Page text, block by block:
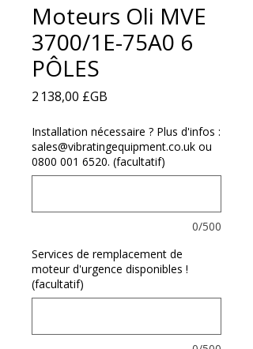
Moteurs Oli MVE
3700/1E-75A0 6
PÔLES
2 138,00 £GB
Installation nécessaire ? Plus d'infos :
sales@vibratingequipment.co.uk ou
0800 001 6520. (facultatif)
0/500
Services de remplacement de
moteur d'urgence disponibles !
(facultatif)